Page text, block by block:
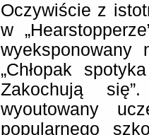
Oczywiście z
w
wyeksponowany
„Chłopak
Zakochują
wyoutowany
popularnego